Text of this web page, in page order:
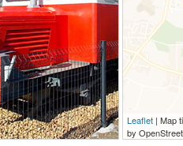
Leaflet | Map
by